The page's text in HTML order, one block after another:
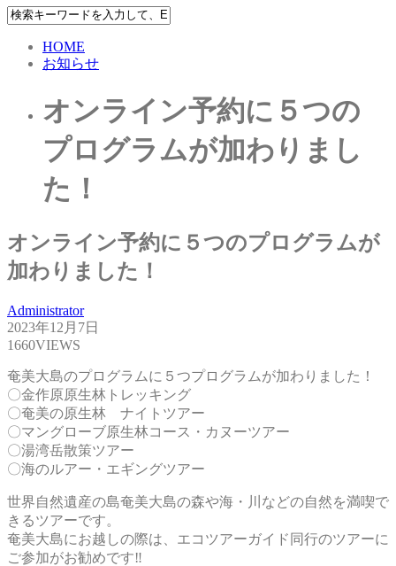
HOME
お知らせ
オンライン予約に５つの
プログラムが加わりまし
た！
オンライン予約に５つのプログラムが
加わりました！
Administrator
2023年12月7日
1660VIEWS
奄美大島のプログラムに５つプログラムが加わりました！
〇金作原原生林トレッキング
〇奄美の原生林 ナイトツアー
〇マングローブ原生林コース・カヌーツアー
〇湯湾岳散策ツアー
〇海のルアー・エギングツアー
世界自然遺産の島奄美大島の森や海・川などの自然を満喫で
きるツアーです。
奄美大島にお越しの際は、エコツアーガイド同行のツアーに
ご参加がお勧めです‼